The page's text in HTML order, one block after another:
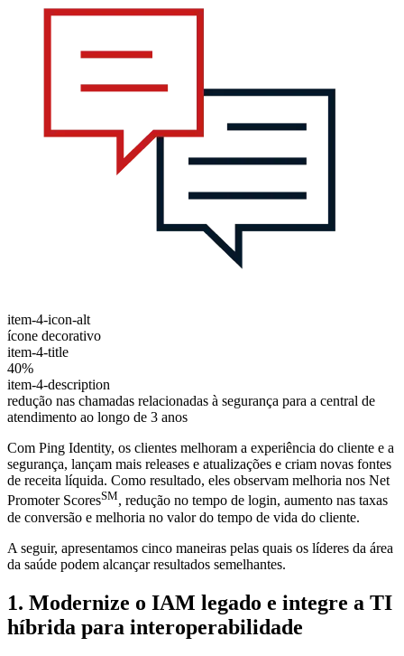
item-4-icon-alt
ícone decorativo
item-4-title
40%
item-4-description
redução nas chamadas relacionadas à segurança para a central de
atendimento ao longo de 3 anos
Com Ping Identity, os clientes melhoram a experiência do cliente e a
segurança, lançam mais releases e atualizações e criam novas fontes
de receita líquida. Como resultado, eles observam melhoria nos Net
Promoter ScoresSM, redução no tempo de login, aumento nas taxas
de conversão e melhoria no valor do tempo de vida do cliente.
A seguir, apresentamos cinco maneiras pelas quais os líderes da área
da saúde podem alcançar resultados semelhantes.
1. Modernize o IAM legado e integre a TI
híbrida para interoperabilidade